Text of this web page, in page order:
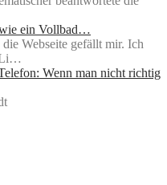
ein Vollbad…
Webseite gefällt mir. Ich
Li…
Wenn man nicht richtig